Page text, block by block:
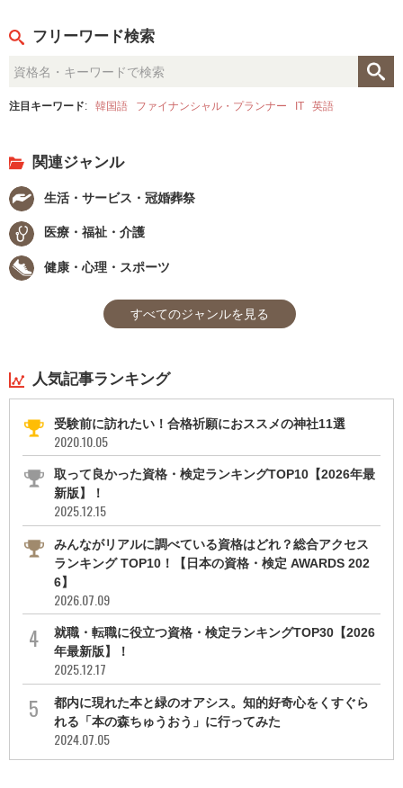
フリーワード検索
注目キーワード: 韓国語 ファイナンシャル・プランナー IT 英語
関連ジャンル
生活・サービス・冠婚葬祭
医療・福祉・介護
健康・心理・スポーツ
すべてのジャンルを見る
人気記事ランキング
受験前に訪れたい！合格祈願におススメの神社11選
2020.10.05
取って良かった資格・検定ランキングTOP10【2026年最
新版】！
2025.12.15
みんながリアルに調べている資格はどれ？総合アクセス
ランキング TOP10！【日本の資格・検定 AWARDS 202
6】
2026.07.09
就職・転職に役立つ資格・検定ランキングTOP30【2026
年最新版】！
2025.12.17
都内に現れた本と緑のオアシス。知的好奇心をくすぐら
れる「本の森ちゅうおう」に行ってみた
2024.07.05